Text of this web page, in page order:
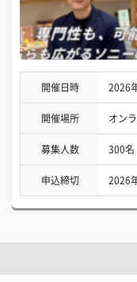
開催日時 2026
開催場所 オン
募集人数 300名
申込締切 2026